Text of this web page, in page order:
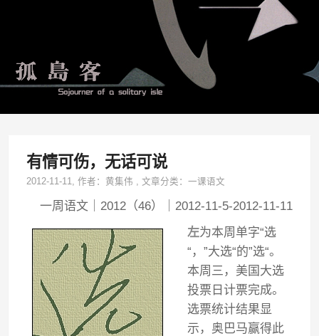
有情可伤，无话可说
2012-11-11, 作者：黄集伟 ,文章分类：一课语文
一周语文｜2012（46）｜2012-11-5-2012-11-11
左为本周单字“选
“，”大选“的”选“。
本周三，美国大选
投票日计票完成。
选票统计结果显
示，奥巴马赢得此